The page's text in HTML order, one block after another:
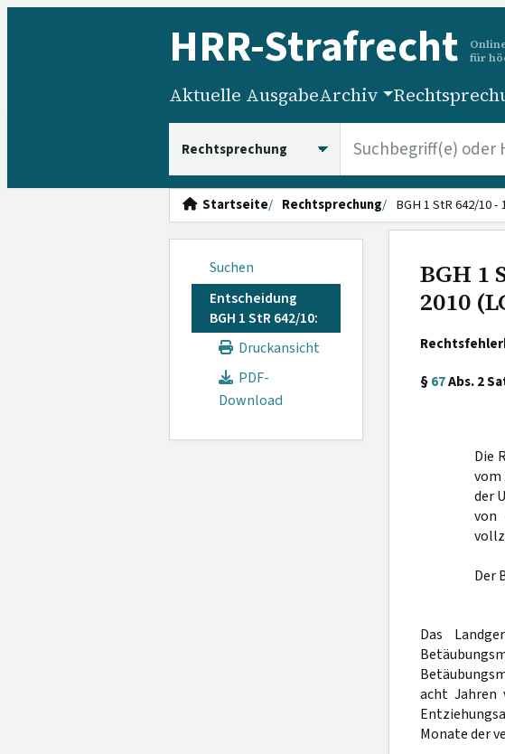
HRR-Strafrecht
für
Aktuelle AusgabeArchiv
Startseite Rechtsprechung BGH 1 StR 642/10 -
Suchen
Entscheidung
BGH 1 StR 642/10:
Druckansicht
PDF-
Download
BGH 1
2010
§67Abs. 2
Die
vom
der
von
Der
Das
acht Jahren
Monate der